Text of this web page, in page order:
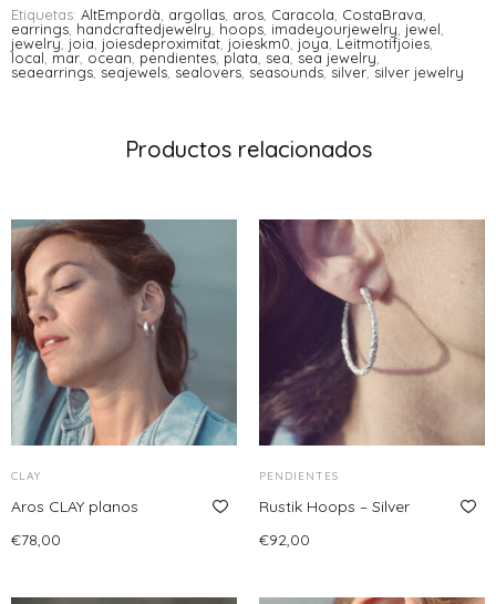
Etiquetas: AltEmpordà argollas aros Caracola CostaBrava
earrings handcraftedjewelry hoops imadeyourjewelry jewel
jewelry joia joiesdeproximitat joieskm0 joya Leitmotifjoies
local mar ocean pendientes plata sea ,sea jewelry
seaearrings seajewels sealovers seasounds,silver,silver jewelry
Productos relacionados
CLAY
Aros CLAY planos
€78,00
PENDIENTES
Rustik Hoops – Silver
€92,00